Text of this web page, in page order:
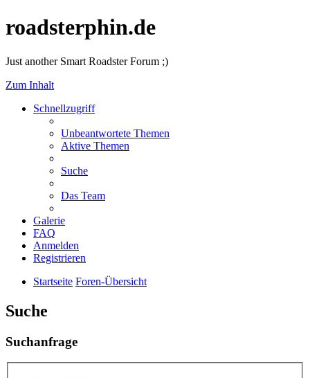
roadsterphin.de
Just another Smart Roadster Forum ;)
Zum Inhalt
Schnellzugriff
Unbeantwortete Themen
Aktive Themen
Suche
Das Team
Galerie
FAQ
Anmelden
Registrieren
Startseite Foren-Übersicht
Suche
Suchanfrage